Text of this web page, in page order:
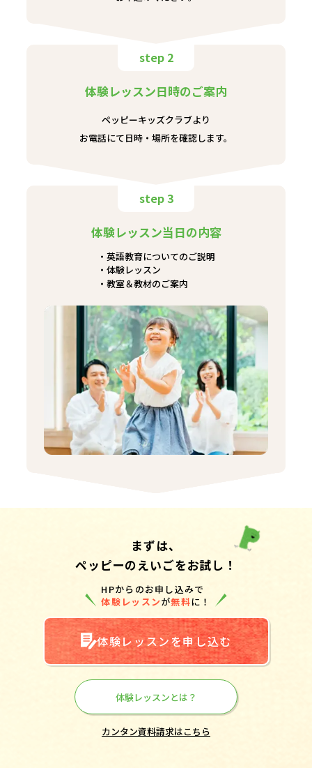
step 2
体験レッスン日時のご案内
ペッピーキッズクラブより
お電話にて日時・場所を確認します。
step 3
体験レッスン当日の内容
英語教育についてのご説明
体験レッスン
教室＆教材のご案内
まずは、
ペッピーのえいごをお試し！
HPからのお申し込みで
体験レッスンが無料に！
体験レッスンを申し込む
体験レッスンとは？
カンタン資料請求はこちら